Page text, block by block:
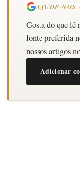
AJUDE-NOS
Gosta do que lê
fonte preferida
nossos artigos
Adicionar